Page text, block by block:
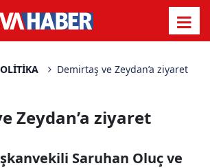
Demirtaş ve Zeydan’a ziyaret
Zeydan’a ziyaret
Saruhan Oluç ve